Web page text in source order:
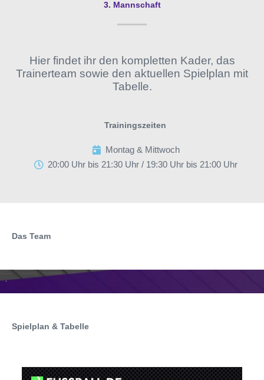
3. Mannschaft
Hier findet ihr den kompletten Kader, das
Trainerteam sowie den aktuellen Spielplan mit
Tabelle.
Trainingszeiten
Montag & Mittwoch
20:00 Uhr bis 21:30 Uhr / 19:30 Uhr bis 21:00 Uhr
Das Team
Spielplan & Tabelle